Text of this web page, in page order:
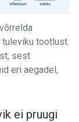
tootlust.
sest
eri aegadel,
ei pruugi